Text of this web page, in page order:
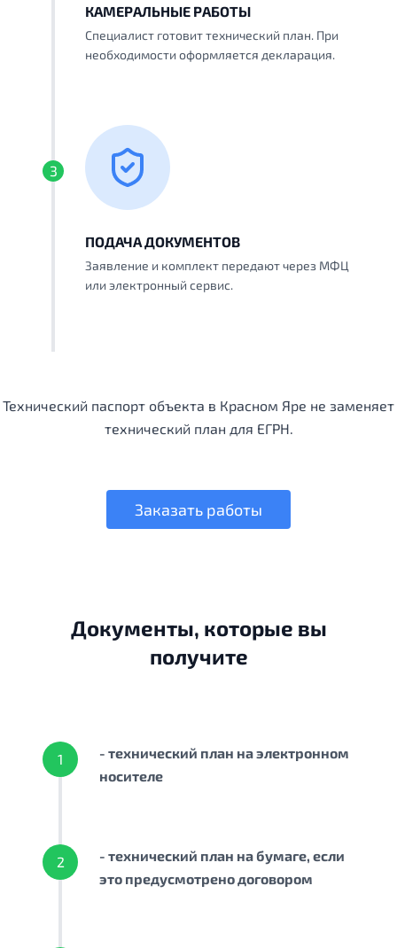
КАМЕРАЛЬНЫЕ РАБОТЫ
Специалист готовит технический план. При
необходимости оформляется декларация.
3
ПОДАЧА ДОКУМЕНТОВ
Заявление и комплект передают через МФЦ
или электронный сервис.
Технический паспорт объекта в Красном Яре не заменяет
технический план для ЕГРН.
Заказать работы
Документы, которые вы
получите
1
- технический план на электронном
носителе
2
- технический план на бумаге, если
это предусмотрено договором